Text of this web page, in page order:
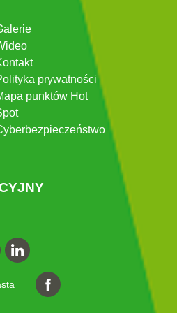
prywatności
punktów Hot